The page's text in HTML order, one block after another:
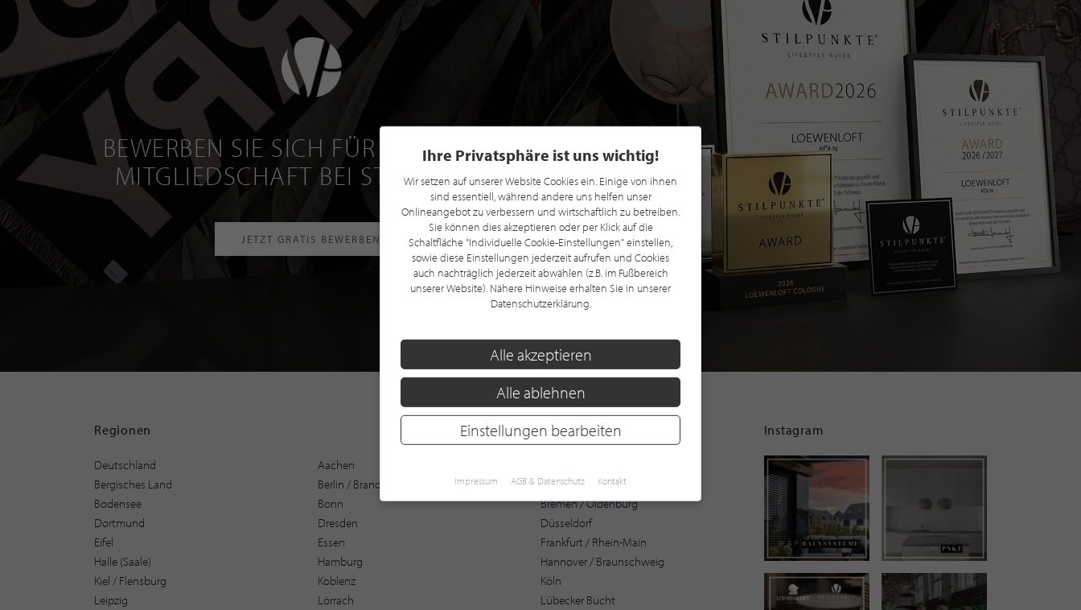
BEWERBEN SIE SICH FÜR EINE GRATIS
MITGLIEDSCHAFT BEI STILPUNKTE®
JETZT GRATIS BEWERBEN
Regionen
Deutschland Aachen
Bergisches Land
Berlin / Brandenburg
Bochum
Bodensee
Bonn
Bremen / Oldenburg
Dortmund
Dresden
Düsseldorf
Eifel
Essen
Frankfurt / Rhein-Main
Halle (Saale)
Hamburg
Hannover / Braunschweig
Kiel / Flensburg
Koblenz
Köln
Leipzig
Lörrach
Lübecker Bucht
Instagram
Ihre Privatsphäre ist uns wichtig!
Wir setzen auf unserer Website Cookies ein. Einige von ihnen
sind essentiell, während andere uns helfen unser
Onlineangebot zu verbessern und wirtschaftlich zu betreiben.
Sie können dies akzeptieren oder per Klick auf die
Schaltfläche "Individuelle Cookie-Einstellungen" einstellen,
sowie diese Einstellungen jederzeit aufrufen und Cookies
auch nachträglich jederzeit abwählen (z.B. im Fußbereich
unserer Website). Nähere Hinweise erhalten Sie in unserer
Datenschutzerklärung.
Alle akzeptieren
Alle ablehnen
Einstellungen bearbeiten
Impressum AGB & Datenschutz Kontakt